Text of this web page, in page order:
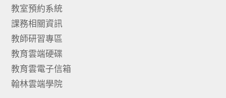
教室預約系統
課務相關資訊
教師研習專區
教育雲端硬碟
教育雲電子信箱
翰林雲端學院